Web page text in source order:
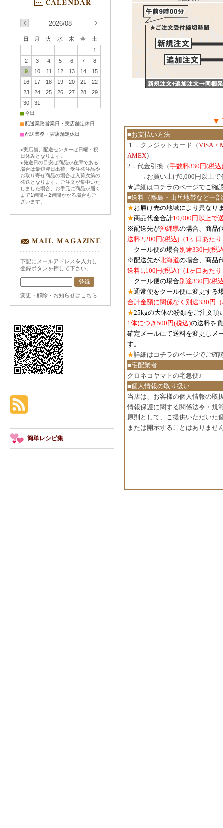
▼
■お支払い方法
１．クレジットカード（VISA・
AMEX）
2．代金引換（手数料330円(税込)
→お買い上げ6,000円以上で
★詳細は コチラのページでご確
■送料（離島・山岳地帯など一
★お届け先の地域により異なり
★商品代金合計10,000円以上で
※配送先が沖縄県の場合、商品
送料2,200円(税込)（1ヶ口あたり
クール便の場合別途330円(税
※配送先が北海道の場合、商品
送料1,100円(税込) （1ヶ口あた
クール便の場合別途330円(税
★通常便をクール便に変更する
合計金額に関係なく別途330円
★25kgの大体の粉類をご注文頂
1体につき500円(税込)の送料を
確定メールにて送料を変更しメ
す。
★詳細は コチラのページでご確
■宅配業者
クロネコヤマトの宅急便♪
■個人情報の取り扱い
当店は、お客様の個人情報の取
情報保護に関する関係法令・規
原則として、ご提供いただいた
または開示することはありませ
2026/08
日 月 火 水 木 金
土
1
2
3 4 5 6 7
8
9
10 11 12 13 14
15
16
17 18 19 20 21
22
23
24 25 26 27 28
29
30
31
■今日
■配送業務営業日・実店舗定休日
■配送業務・実店舗定休日
★実店舗、配送センターは日曜・祝
日休みとなります。
★発送日の目安は商品が在庫である
場合は最短翌日出荷、受注発注品や
お取り寄せ商品の場合は入荷次第の
発送となります。ご注文が集中いた
しました場合、お手元に商品が届く
まで1週間～2週間かかる場合もご
ざいます。
下記にメールアドレスを入力し
登録ボタンを押して下さい。
変更・解除・お知らせはこちら
簡単レシピ集